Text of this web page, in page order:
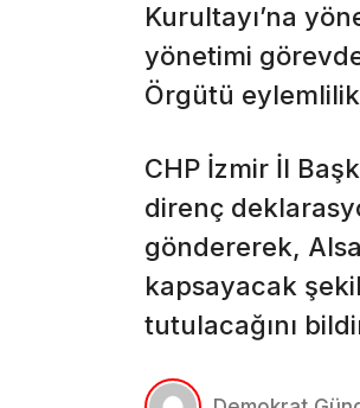
Kurultayı’na
yönetimi
Örgütü
CHP İzmir İl
direnç
göndererek,
kapsayacak
tutulacağını